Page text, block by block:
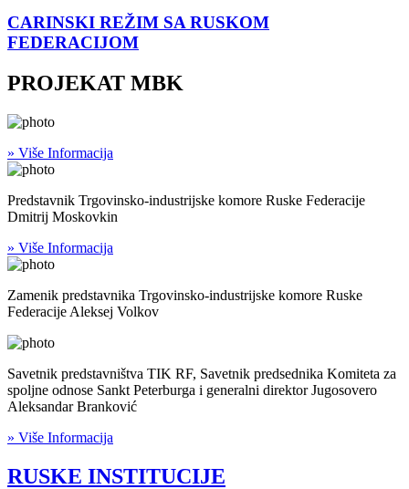
CARINSKI REŽIM SA RUSKOM
FEDERACIJOM
PROJEKAT MBK
» Više Informacija
Predstavnik Trgovinsko-industrijske komore Ruske Federacije
Dmitrij Moskovkin
» Više Informacija
Zamenik predstavnika Trgovinsko-industrijske komore Ruske
Federacije Aleksej Volkov
Savetnik predstavništva TIK RF, Savetnik predsednika Komiteta za
spoljne odnose Sankt Peterburga i generalni direktor Jugosovero
Aleksandar Branković
» Više Informacija
RUSKE INSTITUCIJE